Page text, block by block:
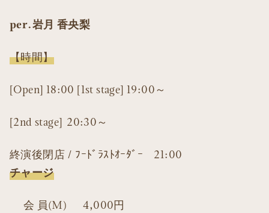
per.岩月 香央梨
【時間】
[Open] 18:00 [1st stage] 19:00～
[2nd stage] 20:30～
終演後閉店 / ﾌｰﾄﾞﾗｽﾄｵｰﾀﾞｰ 21:00
チャージ
会 員(M) 4,000円